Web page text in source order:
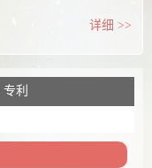
教师博客详细 >>
专利